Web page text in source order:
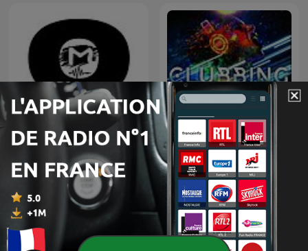
Apprendre à Chanter
TOMORROWLAND
EDITIONS
CLUBBING PARTY !